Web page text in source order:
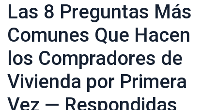
Las 8 Preguntas Más
Comunes Que Hacen
los Compradores de
Vivienda por Primera
Vez — Respondidas